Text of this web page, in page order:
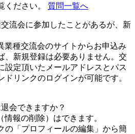
ください。 質問一覧へ
流会に参加したことがあるが、新
業種交流会のサイトからお申込み
、新規登録は必要ありません。交
設定頂いたメールアドレスとパス
ドリンクのログインが可能です。
会できますか？
情報の削除）はできます。
の「プロフィールの編集」から簡